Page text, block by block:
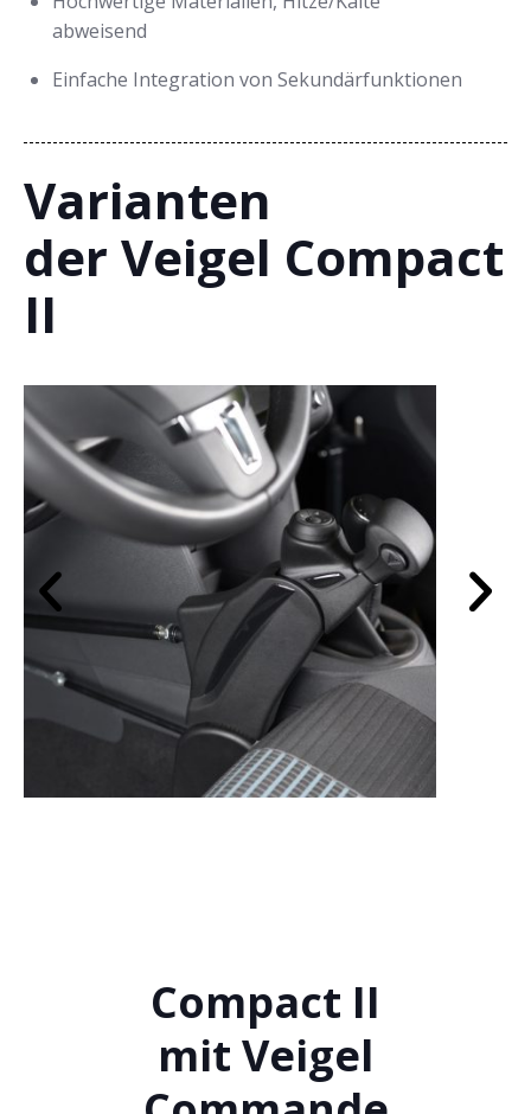
abweisend
Einfache Integration von Sekundärfunktionen
Varianten
der Veigel Compact
II
Compact II
mit Veigel